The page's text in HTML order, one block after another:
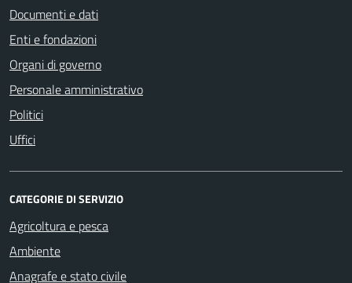
Documenti e dati
Enti e fondazioni
Organi di governo
Personale amministrativo
Politici
Uffici
CATEGORIE DI SERVIZIO
Agricoltura e pesca
Ambiente
Anagrafe e stato civile